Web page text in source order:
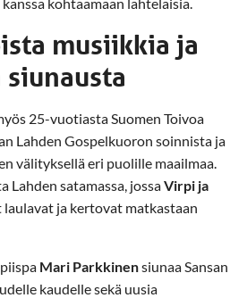
musiikkia ja
25-vuotiasta Suomen Toivoa
Lahden Gospelkuoron soinnista ja
välityksellä eri puolille maailmaa.
Lahden satamassa, jossaVirpi ja
laulavat ja kertovat matkastaan
Mari Parkkinensiunaa Sansan
kaudelle sekä uusia